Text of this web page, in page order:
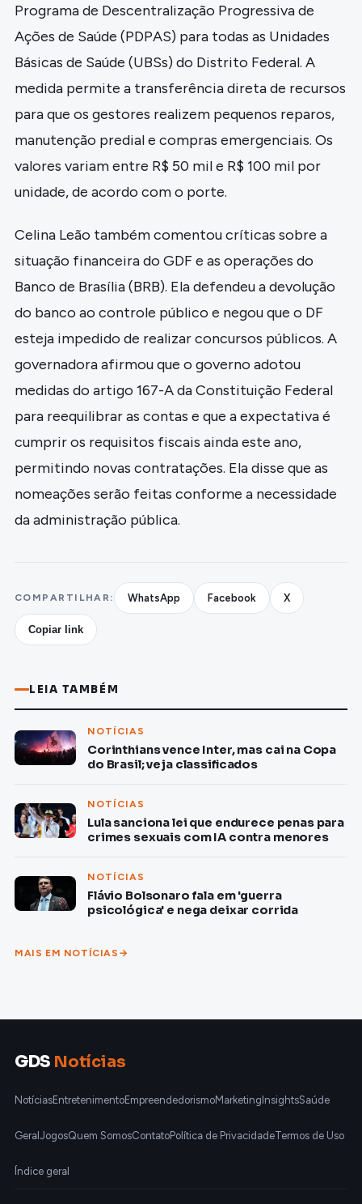
Programa de Descentralização Progressiva de
Ações de Saúde (PDPAS) para todas as Unidades
Básicas de Saúde (UBSs) do Distrito Federal. A
medida permite a transferência direta de recursos
para que os gestores realizem pequenos reparos,
manutenção predial e compras emergenciais. Os
valores variam entre R$ 50 mil e R$ 100 mil por
unidade, de acordo com o porte.
Celina Leão também comentou críticas sobre a
situação financeira do GDF e as operações do
Banco de Brasília (BRB). Ela defendeu a devolução
do banco ao controle público e negou que o DF
esteja impedido de realizar concursos públicos. A
governadora afirmou que o governo adotou
medidas do artigo 167-A da Constituição Federal
para reequilibrar as contas e que a expectativa é
cumprir os requisitos fiscais ainda este ano,
permitindo novas contratações. Ela disse que as
nomeações serão feitas conforme a necessidade
da administração pública.
COMPARTILHAR: WhatsApp Facebook X
Copiar link
LEIA TAMBÉM
NOTÍCIAS
Corinthians vence Inter, mas cai na Copa
do Brasil; veja classificados
NOTÍCIAS
Lula sanciona lei que endurece penas para
crimes sexuais com IA contra menores
NOTÍCIAS
Flávio Bolsonaro fala em 'guerra
psicológica' e nega deixar corrida
MAIS EM NOTÍCIAS
GDS Notícias
NotíciasEntretenimentoEmpreendedorismoMarketingInsightsSaúde
GeralJogosQuem SomosContatoPolítica de PrivacidadeTermos de Uso
Índice geral